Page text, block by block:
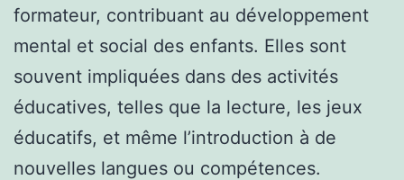
formateur, contribuant au développement
mental et social des enfants. Elles sont
souvent impliquées dans des activités
éducatives, telles que la lecture, les jeux
éducatifs, et même l’introduction à de
nouvelles langues ou compétences.